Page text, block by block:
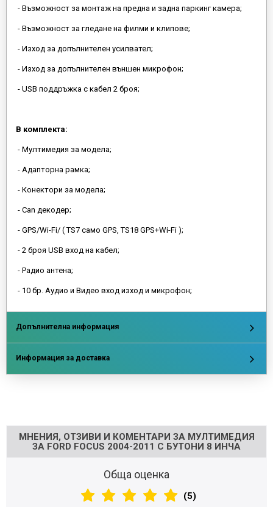
- Възможност за монтаж на предна и задна паркинг камера;
- Възможност за гледане на филми и клипове;
- Изход за допълнителен усилвател;
- Изход за допълнителен външен микрофон;
- USB поддръжка с кабел 2 броя;
В комплекта:
- Мултимедия за модела;
- Адапторна рамка;
- Конектори за модела;
- Can декодер;
- GPS/Wi-Fi/ ( TS7 само GPS, TS18 GPS+Wi-Fi );
- 2 броя USB вход на кабел;
- Радио антена;
- 10 бр. Аудио и Видео вход изход и микрофон;
Допълнителна информация
Информация за доставка
МНЕНИЯ, ОТЗИВИ И КОМЕНТАРИ ЗА МУЛТИМЕДИЯ
ЗА FORD FOCUS 2004-2011 С БУТОНИ 8 ИНЧА
Обща оценка
(5)